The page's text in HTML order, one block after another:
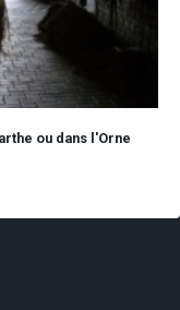
ou dans l'Orne